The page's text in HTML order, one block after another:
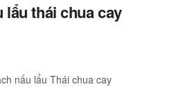
thái chua cay
nấu lẩu Thái chua cay